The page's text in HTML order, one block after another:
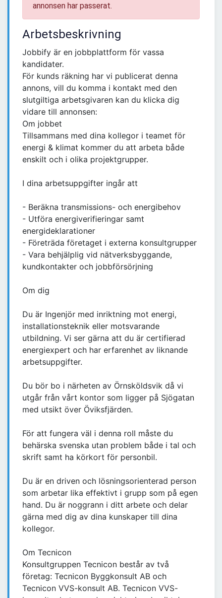
annonsen har passerat.
Arbetsbeskrivning
Jobbify är en jobbplattform för vassa
kandidater.
För kunds räkning har vi publicerat denna
annons, vill du komma i kontakt med den
slutgiltiga arbetsgivaren kan du klicka dig
vidare till annonsen:
Om jobbet
Tillsammans med dina kollegor i teamet för
energi & klimat kommer du att arbeta både
enskilt och i olika projektgrupper.
I dina arbetsuppgifter ingår att
- Beräkna transmissions- och energibehov
- Utföra energiverifieringar samt
energideklarationer
- Företräda företaget i externa konsultgrupper
- Vara behjälplig vid nätverksbyggande,
kundkontakter och jobbförsörjning
Om dig
Du är Ingenjör med inriktning mot energi,
installationsteknik eller motsvarande
utbildning. Vi ser gärna att du är certifierad
energiexpert och har erfarenhet av liknande
arbetsuppgifter.
Du bör bo i närheten av Örnsköldsvik då vi
utgår från vårt kontor som ligger på Sjögatan
med utsikt över Öviksfjärden.
För att fungera väl i denna roll måste du
behärska svenska utan problem både i tal och
skrift samt ha körkort för personbil.
Du är en driven och lösningsorienterad person
som arbetar lika effektivt i grupp som på egen
hand. Du är noggrann i ditt arbete och delar
gärna med dig av dina kunskaper till dina
kollegor.
Om Tecnicon
Konsultgruppen Tecnicon består av två
företag: Tecnicon Byggkonsult AB och
Tecnicon VVS-konsult AB. Tecnicon VVS-